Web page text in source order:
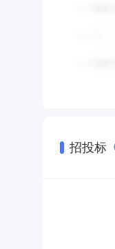
招投标